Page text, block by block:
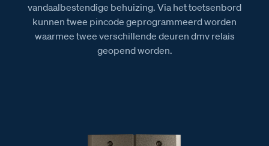
vandaalbestendige behuizing. Via het toetsenbord
kunnen twee pincode geprogrammeerd worden
waarmee twee verschillende deuren dmv relais
geopend worden.